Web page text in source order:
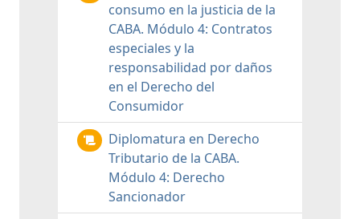
consumo en la justicia de la
CABA. Módulo 4: Contratos
especiales y la
responsabilidad por daños
en el Derecho del
Consumidor
Diplomatura en Derecho
Tributario de la CABA.
Módulo 4: Derecho
Sancionador